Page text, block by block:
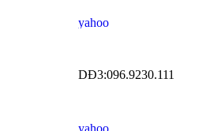
DĐ3:096.9230.111